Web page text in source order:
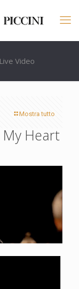
Video
Mostra tutto
My Heart